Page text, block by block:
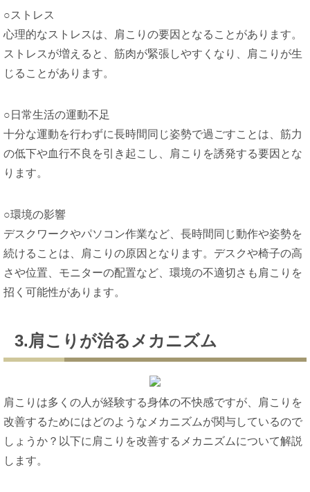
○ストレス
心理的なストレスは、肩こりの要因となることがあります。
ストレスが増えると、筋肉が緊張しやすくなり、肩こりが生
じることがあります。
○日常生活の運動不足
十分な運動を行わずに長時間同じ姿勢で過ごすことは、筋力
の低下や血行不良を引き起こし、肩こりを誘発する要因とな
ります。
○環境の影響
デスクワークやパソコン作業など、長時間同じ動作や姿勢を
続けることは、肩こりの原因となります。デスクや椅子の高
さや位置、モニターの配置など、環境の不適切さも肩こりを
招く可能性があります。
3.肩こりが治るメカニズム
肩こりは多くの人が経験する身体の不快感ですが、肩こりを
改善するためにはどのようなメカニズムが関与しているので
しょうか？以下に肩こりを改善するメカニズムについて解説
します。